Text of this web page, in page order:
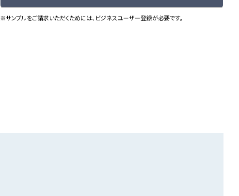
※サンプルをご請求いただくためには、ビジネスユーザー登録が必要です。